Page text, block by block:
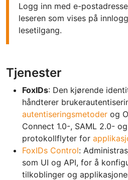
Logg inn med e-
leseren som vises på
lesetilgang.
Tjenester
FoxIDs: Den kjørende
håndterer
autentiseringsmetoder og
Connect 1.0-, SAML 2.0-
protokollflyter for
FoxIDs Control:
som UI og API, for å
tilkoblinger og